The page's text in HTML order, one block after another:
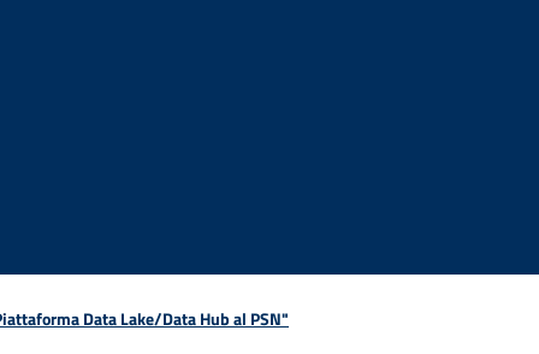
Data Lake/Data Hub al PSN"